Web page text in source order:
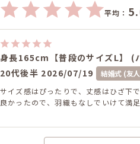
平均：
身長165cm【普段のサイズL】 (
20代後半 2026/07/19 結婚式 (友
サイズ感はぴったりで、丈感はひざ下
良かったので、羽織もなしでいけて満足